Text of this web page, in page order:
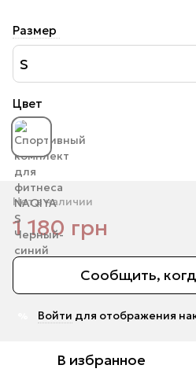
Размер
S
Цвет
Нет в наличии
1 180 грн
Сообщить,
Войти для отображения
В избранное